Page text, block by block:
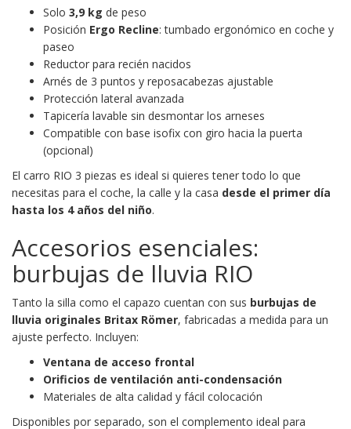
Solo 3,9 kg de peso
Posición Ergo Recline: tumbado ergonómico en coche y
paseo
Reductor para recién nacidos
Arnés de 3 puntos y reposacabezas ajustable
Protección lateral avanzada
Tapicería lavable sin desmontar los arneses
Compatible con base isofix con giro hacia la puerta
(opcional)
El carro RIO 3 piezas es ideal si quieres tener todo lo que
necesitas para el coche, la calle y la casa desde el primer día
hasta los 4 años del niño.
Accesorios esenciales:
burbujas de lluvia RIO
Tanto la silla como el capazo cuentan con sus burbujas de
lluvia originales Britax Römer, fabricadas a medida para un
ajuste perfecto. Incluyen:
Ventana de acceso frontal
Orificios de ventilación anti-condensación
Materiales de alta calidad y fácil colocación
Disponibles por separado, son el complemento ideal para